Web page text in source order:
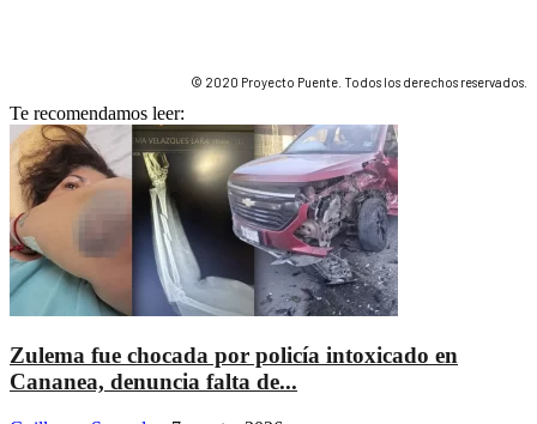
© 2020 Proyecto Puente. Todos los derechos reservados.
Te recomendamos leer:
Zulema fue chocada por policía intoxicado en
Cananea, denuncia falta de...